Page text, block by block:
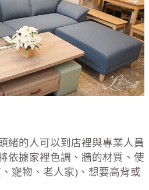
緒的人可以到店裡與專業人員
依據家裡色調、牆的材質、使
寵物、老人家)、想要高背或